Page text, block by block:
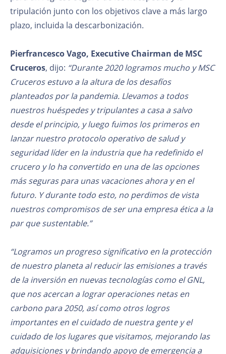
tripulación junto con los objetivos clave a más largo
plazo, incluida la descarbonización.
Pierfrancesco Vago, Executive Chairman de MSC
Cruceros, dijo: “Durante 2020 logramos mucho y MSC
Cruceros estuvo a la altura de los desafíos
planteados por la pandemia. Llevamos a todos
nuestros huéspedes y tripulantes a casa a salvo
desde el principio, y luego fuimos los primeros en
lanzar nuestro protocolo operativo de salud y
seguridad líder en la industria que ha redefinido el
crucero y lo ha convertido en una de las opciones
más seguras para unas vacaciones ahora y en el
futuro. Y durante todo esto, no perdimos de vista
nuestros compromisos de ser una empresa ética a la
par que sustentable.”
“Logramos un progreso significativo en la protección
de nuestro planeta al reducir las emisiones a través
de la inversión en nuevas tecnologías como el GNL,
que nos acercan a lograr operaciones netas en
carbono para 2050, así como otros logros
importantes en el cuidado de nuestra gente y el
cuidado de los lugares que visitamos, mejorando las
adquisiciones y brindando apoyo de emergencia a